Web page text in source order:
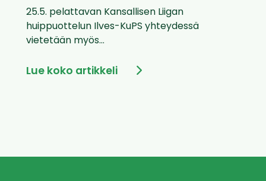
25.5. pelattavan Kansallisen Liigan
huippuottelun Ilves-KuPS yhteydessä
vietetään myös...
Lue koko artikkeli